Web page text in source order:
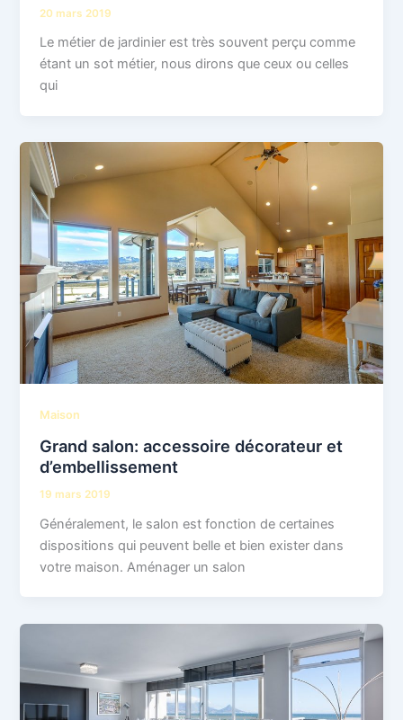
20 mars 2019
Le métier de jardinier est très souvent perçu comme
étant un sot métier, nous dirons que ceux ou celles
qui
Maison
Grand salon: accessoire décorateur et
d’embellissement
19 mars 2019
Généralement, le salon est fonction de certaines
dispositions qui peuvent belle et bien exister dans
votre maison. Aménager un salon